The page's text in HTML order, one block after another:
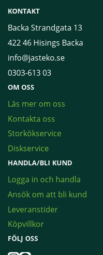
KONTAKT
Backa Strandgata 13
422 46 Hisings Backa
info@jasteko.se
0303-613 03
OM OSS
Läs mer om oss
Kontakta oss
Storkökservice
Diskservice
HANDLA/BLI KUND
Logga in och handla
Ansök om att bli kund
Leveranstider
Köpvillkor
FÖLJ OSS